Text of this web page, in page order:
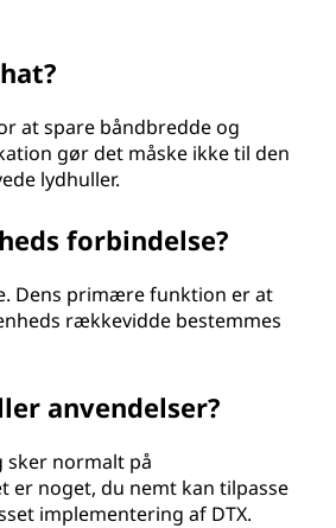
at spare båndbredde og
gør det måske ikke til den
lydhuller.
forbindelse?
Dens primære funktion er at
rækkevidde bestemmes
anvendelser?
sker normalt på
er noget, du nemt kan tilpasse
implementering af DTX.